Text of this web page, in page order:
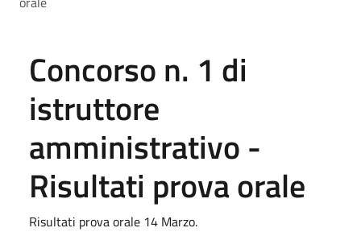
Concorso n. 1 di
istruttore
amministrativo -
Risultati prova orale
Risultati prova orale 14 Marzo.